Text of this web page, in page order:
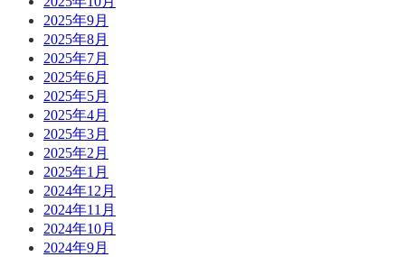
2025年9月
2025年8月
2025年7月
2025年6月
2025年5月
2025年4月
2025年3月
2025年2月
2025年1月
2024年12月
2024年11月
2024年10月
2024年9月